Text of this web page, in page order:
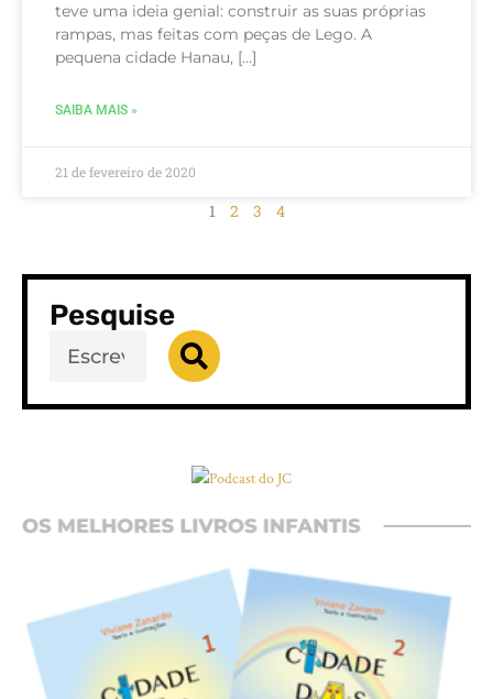
teve uma ideia genial: construir as suas próprias
rampas, mas feitas com peças de Lego. A
pequena cidade Hanau, […]
SAIBA MAIS »
21 de fevereiro de 2020
1 2 3 4
Pesquise